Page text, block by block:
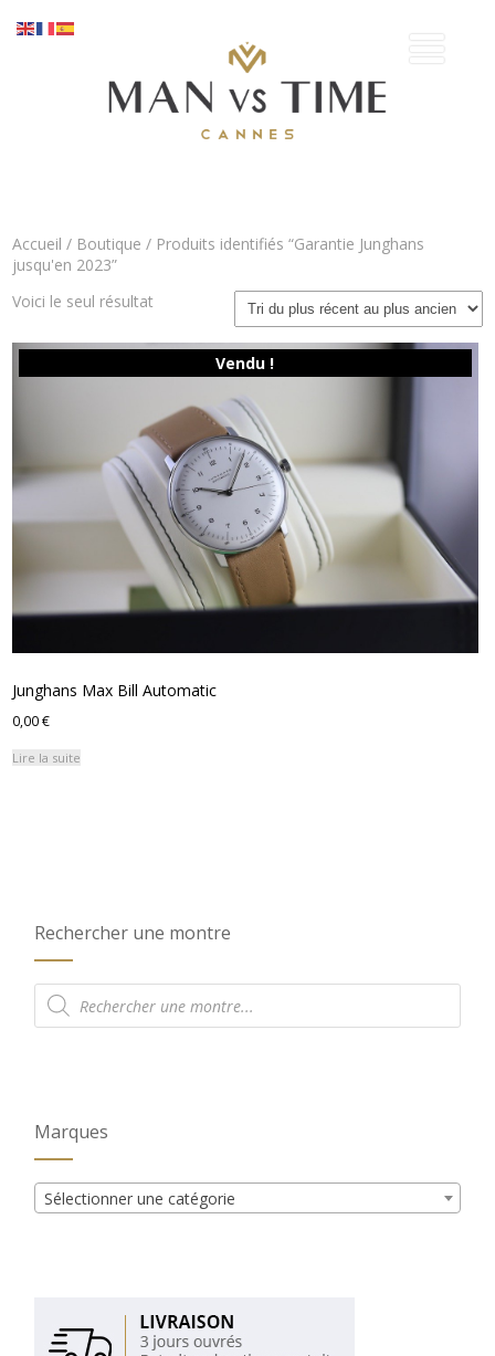
Accueil / Boutique / Produits identifiés “Garantie Junghans
jusqu'en 2023”
Voici le seul résultat
Vendu !
Junghans Max Bill Automatic
0,00€
Lire la suite
Rechercher une montre
Recherche
de
produits
Marques
Sélectionner une catégorie